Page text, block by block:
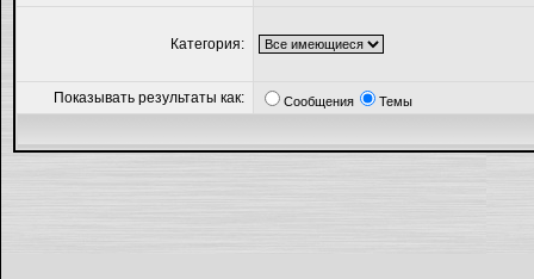
Категория:
Показывать результаты как: Сообщения Темы